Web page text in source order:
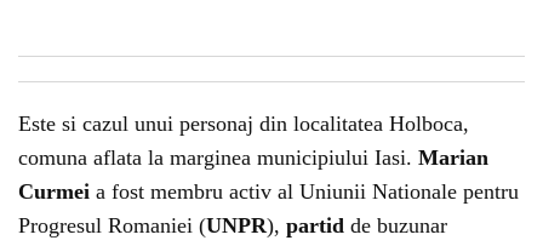
Este si cazul unui personaj din localitatea Holboca,
comuna aflata la marginea municipiului Iasi. Marian
Curmei a fost membru activ al Uniunii Nationale pentru
Progresul Romaniei (UNPR), partid de buzunar